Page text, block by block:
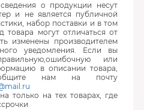
о продукции несут
и не является публичной
набор поставки и в том
товара могут отличаться от
изменены производителем
уведомления. Если вы
или
в описании товара,
нам на почту
только на тех товарах, где